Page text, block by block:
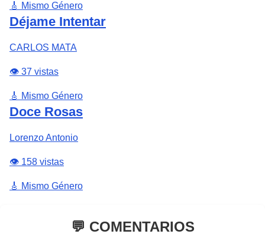
🎸 Mismo Género
Déjame Intentar
CARLOS MATA
👁️ 37 vistas
🎸 Mismo Género
Doce Rosas
Lorenzo Antonio
👁️ 158 vistas
🎸 Mismo Género
💬 COMENTARIOS